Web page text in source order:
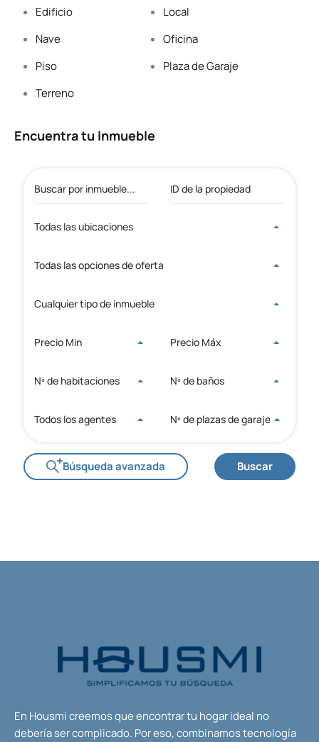
Edificio
Local
Nave
Oficina
Piso
Plaza de Garaje
Terreno
Encuentra tu Inmueble
Todas las ubicaciones
Todas las opciones de oferta
Cualquier tipo de inmueble
Precio Min Precio Máx
Nº de habitaciones Nº de baños
Todos los agentes Nº de plazas de garaje
Búsqueda avanzada Buscar
En Housmi creemos que encontrar tu hogar ideal no
debería ser complicado. Por eso, combinamos tecnología